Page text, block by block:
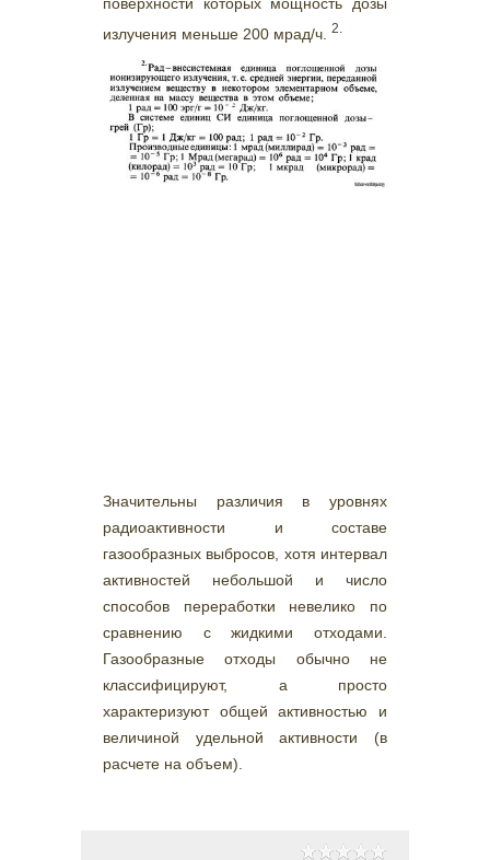
излучения меньше 200 мрад/ч. 2.
Значительны различия в уровнях
радиоактивности и составе
газообразных выбросов, хотя интервал
активностей небольшой и число
способов переработки невелико по
сравнению с жидкими отходами.
Газообразные отходы обычно не
классифицируют, а просто
характеризуют общей активностью и
величиной удельной активности (в
расчете на объем).